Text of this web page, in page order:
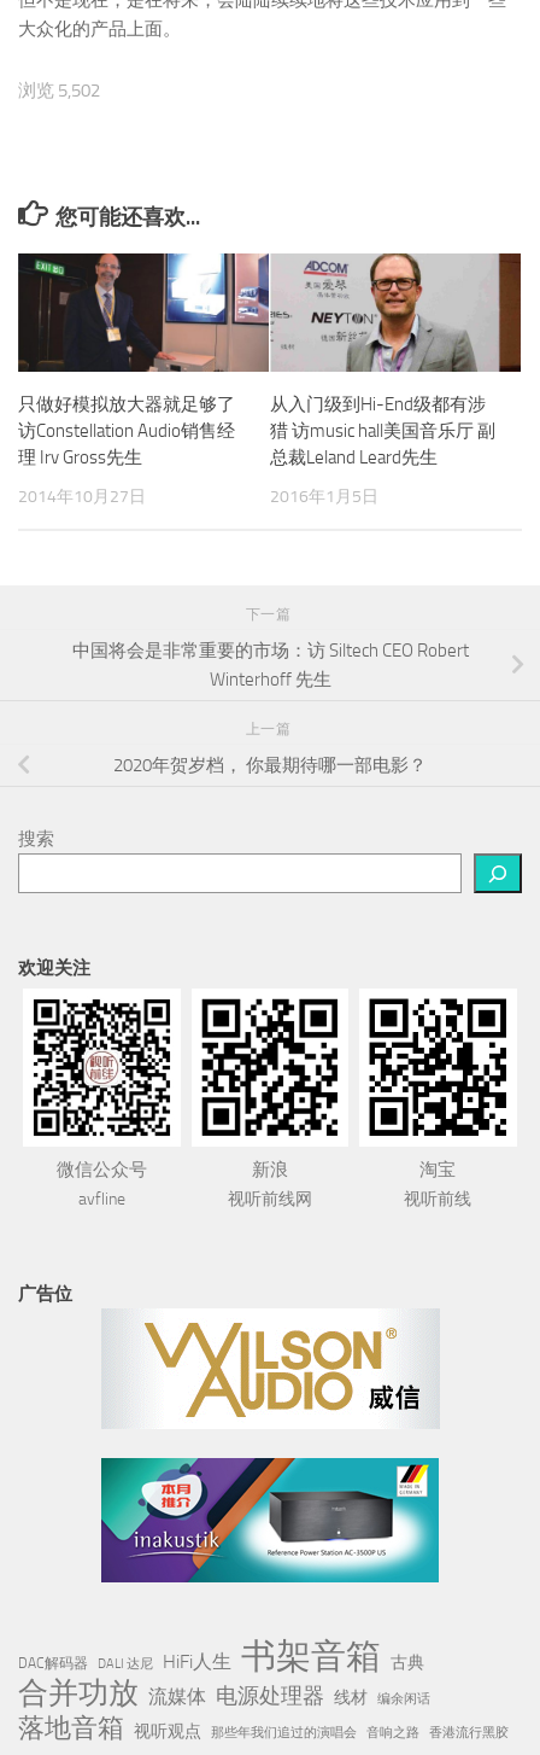
大众化的产品上面。
浏览 5,502
您可能还喜欢...
只做好模拟放大器就足够了
访Constellation Audio销售经
理 Irv Gross先生
2014年10月27日
从入门级到Hi-End级都有涉
猎 访music hall美国音乐厅 副
总裁Leland Leard先生
2016年1月5日
下一篇
中国将会是非常重要的市场：访 Siltech CEO Robert
Winterhoff 先生
上一篇
2020年贺岁档， 你最期待哪一部电影？
搜索
欢迎关注
微信公众号
avfline
新浪
视听前线网
淘宝
视听前线
广告位
DAC解码器 DALI 达尼 HiFi人生 书架音箱 古典
合并功放 流媒体 电源处理器 线材 编余闲话
落地音箱 视听观点 那些年我们追过的演唱会 音响之路 香港流行黑胶